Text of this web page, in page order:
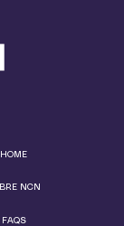
HOME
NCN
FAQS